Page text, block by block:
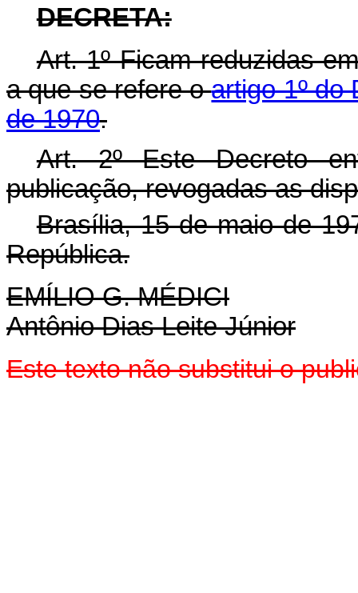
DECRETA:
Art. 1º Ficam reduzidas
a que se refere oartigo 1º do
de 1970.
Art. 2º Este Decreto
publicação, revogadas as
Brasília, 15 de maio de
República.
EMÍLIO G. MÉDICI
Antônio Dias Leite Júnior
Este texto não substitui o